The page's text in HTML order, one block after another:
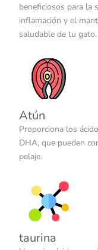
beneficiosos para la
inflamación y el
saludable de tu gato.
Atún
Proporciona los
DHA, que pueden
pelaje.
taurina